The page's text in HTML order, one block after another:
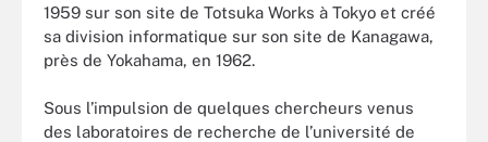
1959 sur son site de Totsuka Works à Tokyo et créé
sa division informatique sur son site de Kanagawa,
près de Yokahama, en 1962.
Sous l’impulsion de quelques chercheurs venus
des laboratoires de recherche de l’université de